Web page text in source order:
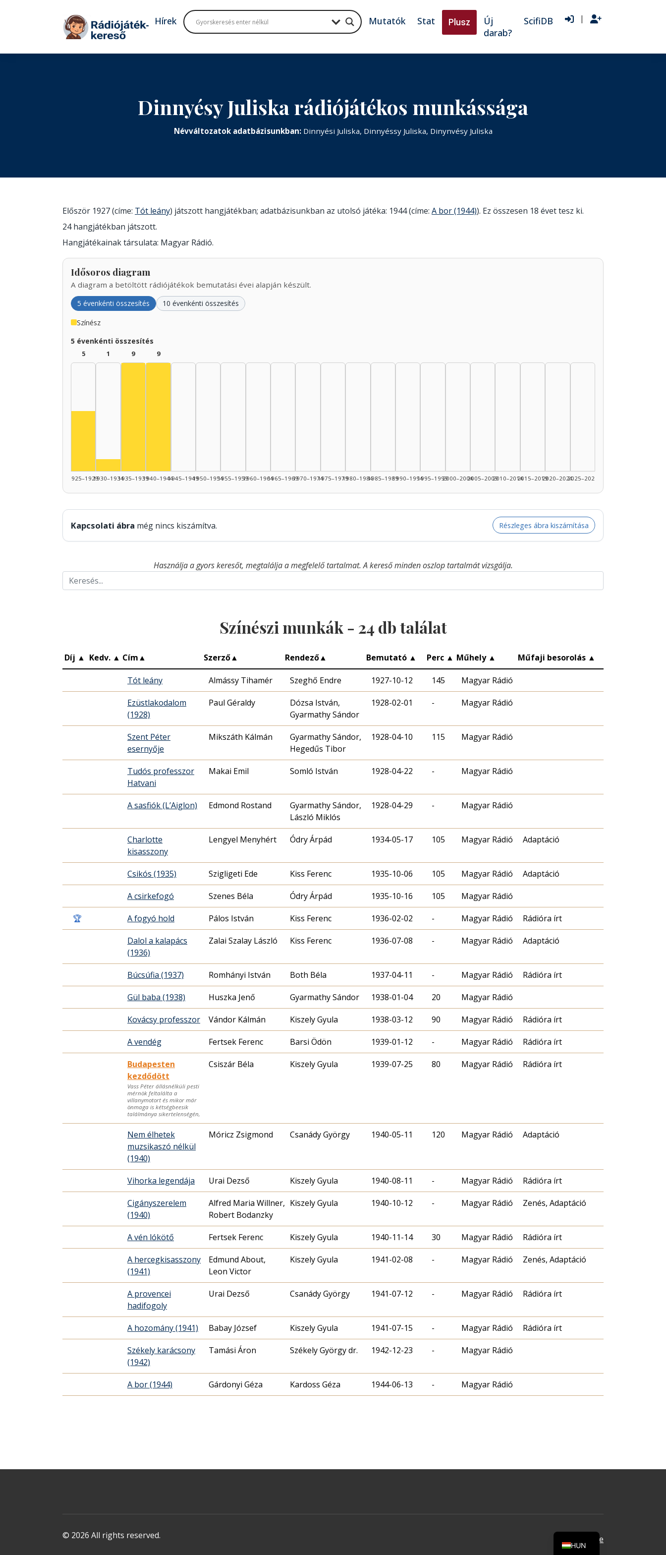
Tovább a tartalomhoz
Hírek Mutatók Stat Plusz
Új
darab?
ScifiDB |
Dinnyésy Juliska rádiójátékos munkássága
Névváltozatok adatbázisunkban: Dinnyési Juliska, Dinnyéssy Juliska, Dinynvésy Juliska
Először 1927 (címe: Tót leány) játszott hangjátékban; adatbázisunkban az utolsó játéka: 1944 (címe: A bor (1944)). Ez összesen 18 évet tesz ki.
24 hangjátékban játszott.
Hangjátékainak társulata: Magyar Rádió.
Idősoros diagram
A diagram a betöltött rádiójátékok bemutatási évei alapján készült.
5 évenkénti összesítés 10 évenkénti összesítés
Színész
5 évenkénti összesítés
5
1925–1929
1
Színész, 1930–1934: 1
1930–1934
9
1935–1939
9
1940–19441945–19491950–19541955–19591960–19641965–19691970–19741975–19791980–19841985–19891990–19941995–19992000–20042005–20092010–20142015–20192020–20242025–2026
Kapcsolati ábra még nincs kiszámítva. Részleges ábra kiszámítása
Használja a gyors keresőt, megtalálja a megfelelő tartalmat. A kereső minden oszlop tartalmát vizsgálja.
Színészi munkák - 24 db találat
Díj ▲ Kedv. ▲ Cím▲ Szerző▲ Rendező▲ Bemutató ▲ Perc ▲ Műhely ▲ Műfaji besorolás ▲
Tót leány Almássy Tihamér Szeghő Endre 1927-10-12 145 Magyar Rádió
Ezüstlakodalom
(1928)
Paul Géraldy
Dózsa István,
Gyarmathy Sándor
1928-02-01 - Magyar Rádió
Szent Péter
esernyője
Mikszáth Kálmán
Gyarmathy Sándor,
Hegedűs Tibor
1928-04-10 115 Magyar Rádió
Tudós professzor
Hatvani
Makai Emil Somló István 1928-04-22 - Magyar Rádió
A sasfiók (L’Aiglon) Edmond Rostand
Gyarmathy Sándor,
László Miklós
1928-04-29 - Magyar Rádió
Charlotte
kisasszony
Lengyel Menyhért Ódry Árpád 1934-05-17 105 Magyar Rádió Adaptáció
Csikós (1935) Szigligeti Ede Kiss Ferenc 1935-10-06 105 Magyar Rádió Adaptáció
A csirkefogó Szenes Béla Ódry Árpád 1935-10-16 105 Magyar Rádió
🏆 A fogyó hold Pálos István Kiss Ferenc 1936-02-02 - Magyar Rádió Rádióra írt
Dalol a kalapács
(1936)
Zalai Szalay László Kiss Ferenc 1936-07-08 - Magyar Rádió Adaptáció
Búcsúfia (1937) Romhányi István Both Béla 1937-04-11 - Magyar Rádió Rádióra írt
Gül baba (1938) Huszka Jenő Gyarmathy Sándor 1938-01-04 20 Magyar Rádió
Kovácsy professzor Vándor Kálmán Kiszely Gyula 1938-03-12 90 Magyar Rádió Rádióra írt
A vendég Fertsek Ferenc Barsi Ödön 1939-01-12 - Magyar Rádió Rádióra írt
Budapesten
kezdődött
Vass Péter állásnélküli pesti
mérnök feltalálta a
villanymotort és mikor már
önmaga is kétségbeesik
találmánya sikertelenségén,
Csiszár Béla Kiszely Gyula 1939-07-25 80 Magyar Rádió Rádióra írt
Nem élhetek
muzsikaszó nélkül
(1940)
Móricz Zsigmond Csanády György 1940-05-11 120 Magyar Rádió Adaptáció
Vihorka legendája Urai Dezső Kiszely Gyula 1940-08-11 - Magyar Rádió Rádióra írt
Cigányszerelem
(1940)
Alfred Maria Willner,
Robert Bodanzky
Kiszely Gyula 1940-10-12 - Magyar Rádió Zenés, Adaptáció
A vén lókötő Fertsek Ferenc Kiszely Gyula 1940-11-14 30 Magyar Rádió Rádióra írt
A hercegkisasszony
(1941)
Edmund About,
Leon Victor
Kiszely Gyula 1941-02-08 - Magyar Rádió Zenés, Adaptáció
A provencei
hadifogoly
Urai Dezső Csanády György 1941-07-12 - Magyar Rádió Rádióra írt
A hozomány (1941) Babay József Kiszely Gyula 1941-07-15 - Magyar Rádió Rádióra írt
Székely karácsony
(1942)
Tamási Áron Székely György dr. 1942-12-23 - Magyar Rádió
A bor (1944) Gárdonyi Géza Kardoss Géza 1944-06-13 - Magyar Rádió
© 2026 All rights reserved. Oldal tetejére
HUN